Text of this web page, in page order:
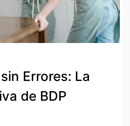
Errores: La
de BDP